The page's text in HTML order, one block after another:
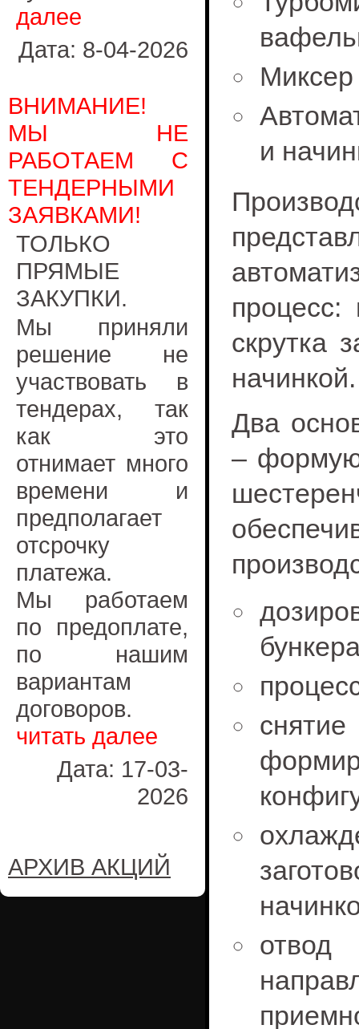
далее
Дата: 8-04-2026
ВНИМАНИЕ!
МЫ НЕ
РАБОТАЕМ С
ТЕНДЕРНЫМИ
ЗАЯВКАМИ!
ТОЛЬКО
ПРЯМЫЕ
ЗАКУПКИ.
Мы приняли
решение не
участвовать в
тендерах, так
как это
отнимает много
времени и
предполагает
отсрочку
платежа.
Мы работаем
по предоплате,
по нашим
вариантам
договоров.
читать далее
Дата: 17-03-
2026
АРХИВ АКЦИЙ
Миксер
и
процесс:
скрутка
начинкой.
Два
–